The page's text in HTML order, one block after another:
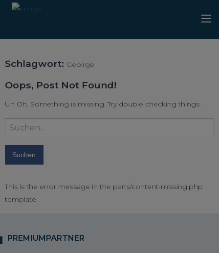
Schlagwort: Gebirge
Oops, Post Not Found!
Uh Oh. Something is missing. Try double checking things.
Suchbegriff
eingeben:
This is the error message in the parts/content-missing.php
template.
PREMIUMPARTNER